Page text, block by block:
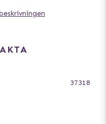
på 30 grader, fyllningen
37318